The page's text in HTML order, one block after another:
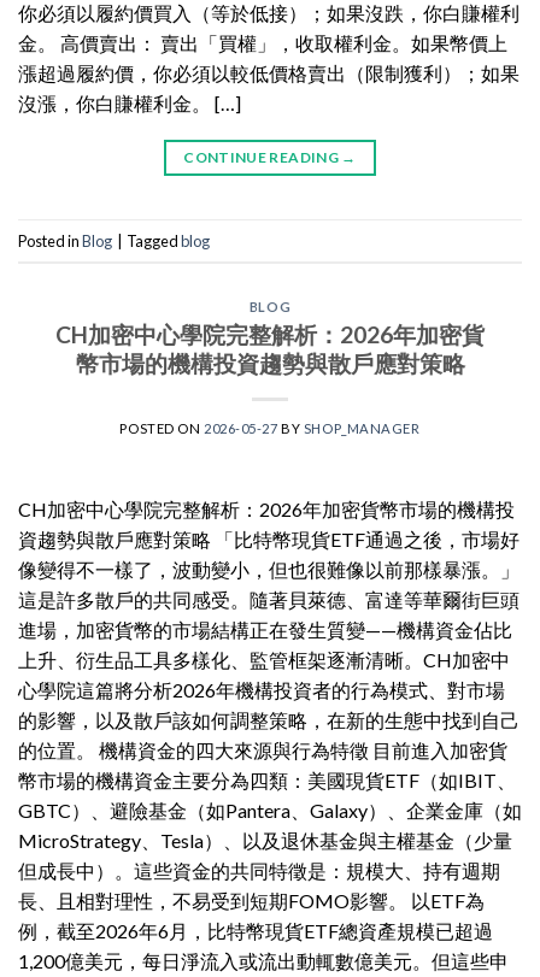
你必須以履約價買入（等於低接）；如果沒跌，你白賺權利
金。 高價賣出： 賣出「買權」，收取權利金。如果幣價上
漲超過履約價，你必須以較低價格賣出（限制獲利）；如果
沒漲，你白賺權利金。 […]
CONTINUE READING →
Posted inBlog Taggedblog
BLOG
CH加密中心學院完整解析：2026年加密貨
幣市場的機構投資趨勢與散戶應對策略
POSTED ON 2026-05-27 BY SHOP_MANAGER
CH加密中心學院完整解析：2026年加密貨幣市場的機構投
資趨勢與散戶應對策略 「比特幣現貨ETF通過之後，市場好
像變得不一樣了，波動變小，但也很難像以前那樣暴漲。」
這是許多散戶的共同感受。隨著貝萊德、富達等華爾街巨頭
進場，加密貨幣的市場結構正在發生質變——機構資金佔比
上升、衍生品工具多樣化、監管框架逐漸清晰。CH加密中
心學院這篇將分析2026年機構投資者的行為模式、對市場
的影響，以及散戶該如何調整策略，在新的生態中找到自己
的位置。 機構資金的四大來源與行為特徵 目前進入加密貨
幣市場的機構資金主要分為四類：美國現貨ETF（如IBIT、
GBTC）、避險基金（如Pantera、Galaxy）、企業金庫（如
MicroStrategy、Tesla）、以及退休基金與主權基金（少量
但成長中）。這些資金的共同特徵是：規模大、持有週期
長、且相對理性，不易受到短期FOMO影響。 以ETF為
例，截至2026年6月，比特幣現貨ETF總資產規模已超過
1,200億美元，每日淨流入或流出動輒數億美元。但這些申